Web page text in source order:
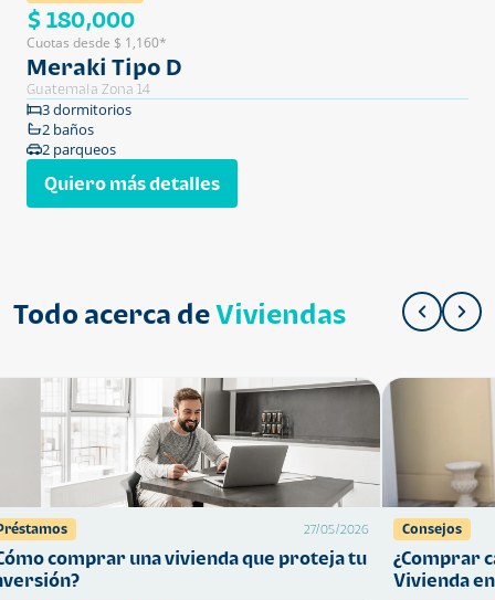
$ 180,000
Cuotas desde $ 1,160*
Meraki Tipo D
Guatemala Zona 14
3 dormitorios
2 baños
2 parqueos
Quiero más detalles
Todo acerca deViviendas
27/05/2026
comprar una vivienda que proteja tu
Consejos
¿Comprar
Vivienda